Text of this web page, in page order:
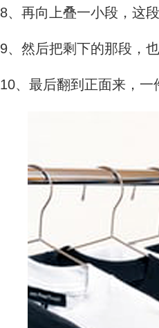
8、再向上叠一小段，这
9、然后把剩下的那段，
10、最后翻到正面来，